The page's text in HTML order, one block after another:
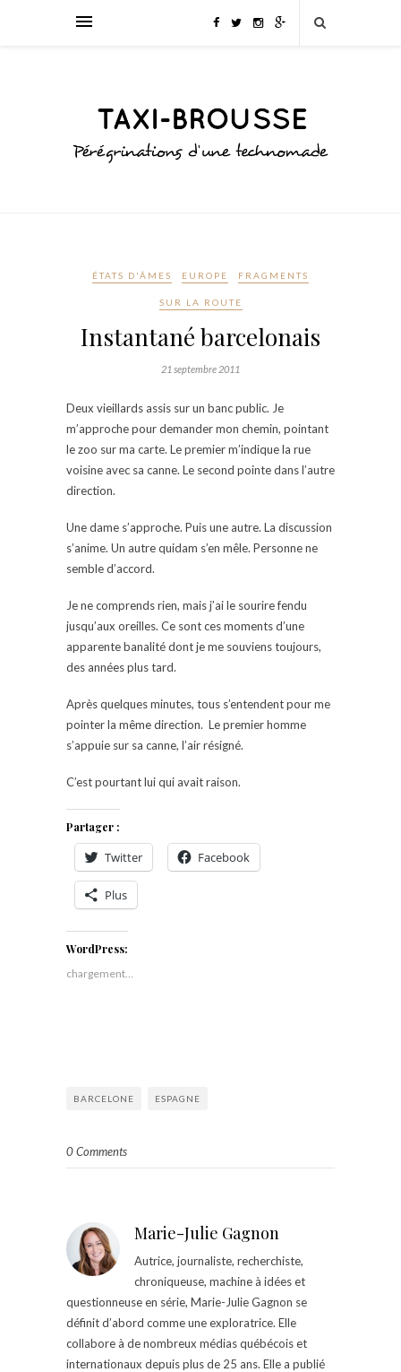
ÉTATS D'ÂMES EUROPE FRAGMENTS
SUR LA ROUTE
Instantané barcelonais
21 septembre 2011
Deux vieillards assis sur un banc public. Je
m’approche pour demander mon chemin, pointant
le zoo sur ma carte. Le premier m’indique la rue
voisine avec sa canne. Le second pointe dans l’autre
direction.
Une dame s’approche. Puis une autre. La discussion
s’anime. Un autre quidam s’en mêle. Personne ne
semble d’accord.
Je ne comprends rien, mais j’ai le sourire fendu
jusqu’aux oreilles. Ce sont ces moments d’une
apparente banalité dont je me souviens toujours,
des années plus tard.
Après quelques minutes, tous s’entendent pour me
pointer la même direction. Le premier homme
s’appuie sur sa canne, l’air résigné.
C’est pourtant lui qui avait raison.
Partager :
Twitter Facebook
Plus
WordPress:
chargement…
BARCELONE ESPAGNE
0 Comments
Marie-Julie Gagnon
Autrice, journaliste, recherchiste,
chroniqueuse, machine à idées et
questionneuse en série, Marie-Julie Gagnon se
définit d’abord comme une exploratrice. Elle
collabore à de nombreux médias québécois et
internationaux depuis plus de 25 ans. Elle a publié